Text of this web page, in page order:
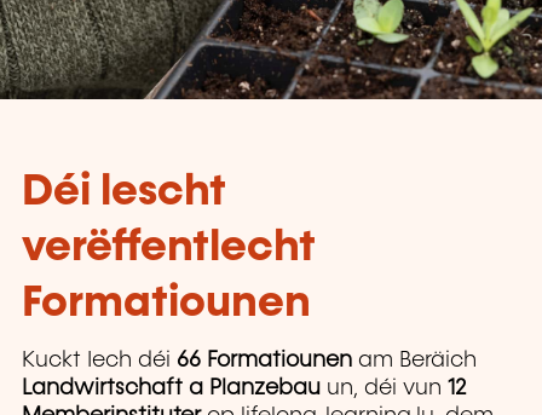
Déi lescht
verëffentlecht
Formatiounen
Kuckt Iech déi 66 Formatiounen am Beräich
Landwirtschaft a Planzebau un, déi vun 12